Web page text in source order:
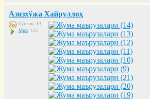
Азизхўжа Хайруллоҳ
Тўплам: 13
Mp3: 122